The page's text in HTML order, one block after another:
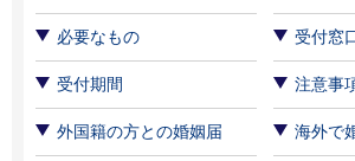
必要なもの 受付窓
受付期間 注意事
外国籍の方との婚姻届 海外で